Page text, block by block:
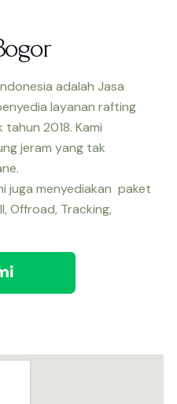
adalah Jasa
layanan rafting
2018. Kami
jeram yang tak
juga menyediakan paket
Offroad, Tracking,